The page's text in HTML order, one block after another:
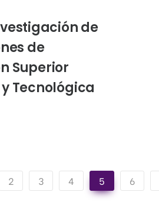
de
de
Superior
Tecnológica
2 3 4 5 6